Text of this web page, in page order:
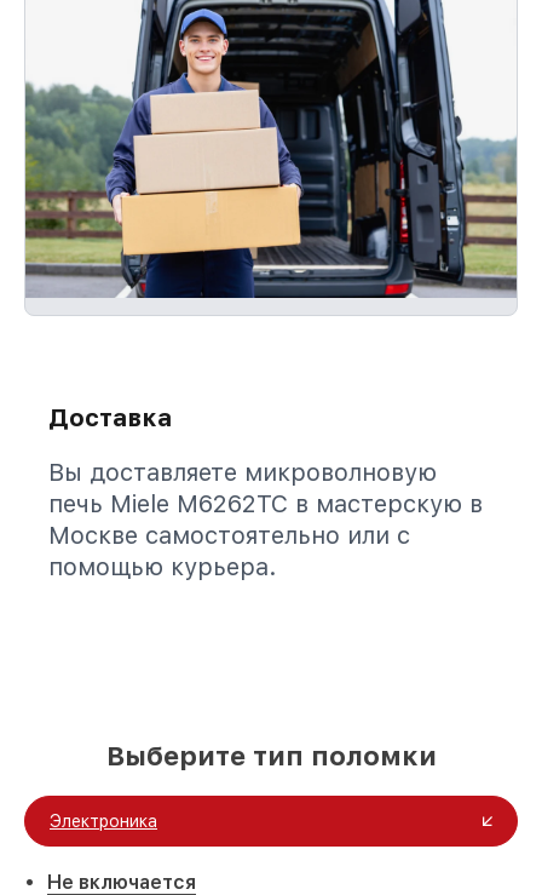
Доставка
Вы доставляете микроволновую
печь Miele M6262TC в мастерскую в
Москве самостоятельно или с
помощью курьера.
Выберите тип поломки
Электроника
Не включается